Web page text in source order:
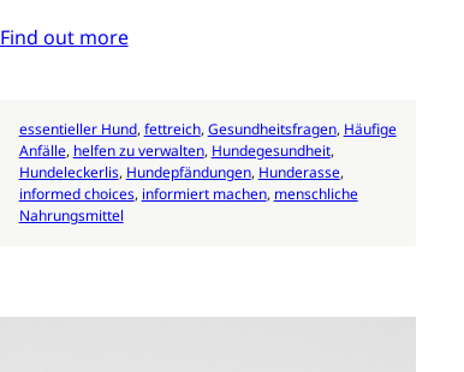
Find out more
essentieller Hund, fettreich, Gesundheitsfragen, Häufige
Anfälle, helfen zu verwalten, Hundegesundheit
Hundeleckerlis, Hundepfändungen, Hunderasse
informed choices, informiert machen, menschliche
Nahrungsmittel